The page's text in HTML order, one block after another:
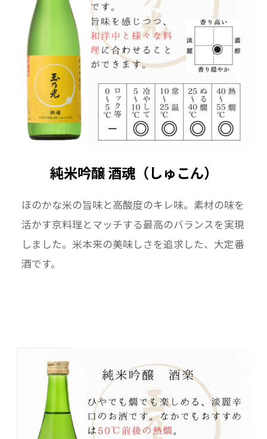
は、お問い合わせ欄への入力は不要です。
純米吟醸 酒魂（しゅこん）
ほのかな米の旨味と高酸度のキレ味。素材の味を
活かす京料理とマッチする最高のバランスを実現
しました。米本来の美味しさを追求した、大定番
酒です。